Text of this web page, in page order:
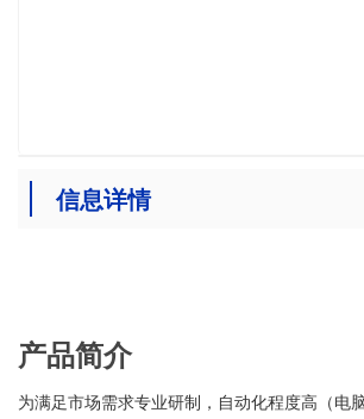
信息详情
产品简介
为满足市场需求专业研制，自动化程度高（电